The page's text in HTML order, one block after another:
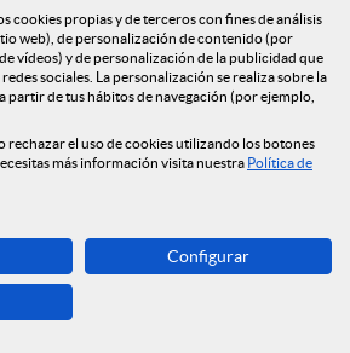
anuales
aumenta
crediticia
cookies propias y de terceros con fines de análisis
web), de personalización de contenido (por
vídeos) y de personalización de la publicidad que
sociales. La personalización se realiza sobre la
partir de tus hábitos de navegación (por ejemplo,
rechazar el uso de cookies utilizando los botones
más información visita nuestra Política de
Configurar